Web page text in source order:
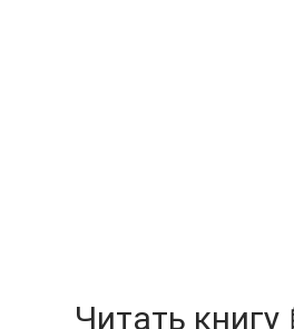
Читать книгу